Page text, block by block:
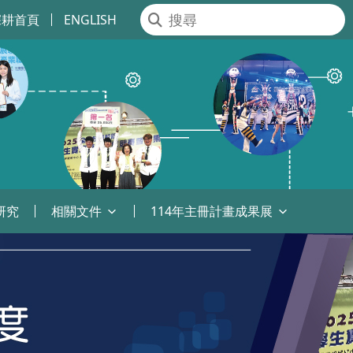
首頁 ENGLISH
究 相關文件 114年主冊計畫成果展